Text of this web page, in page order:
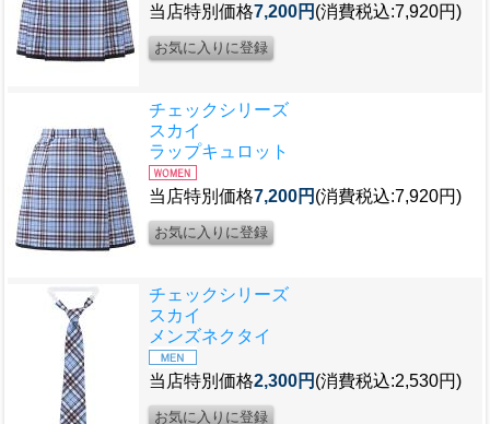
当店特別価格7,200円 (消費税込:7,920円)
チェックシリーズ
スカイ
ラップキュロット
当店特別価格7,200円 (消費税込:7,920円)
チェックシリーズ
スカイ
メンズネクタイ
当店特別価格2,300円 (消費税込:2,530円)